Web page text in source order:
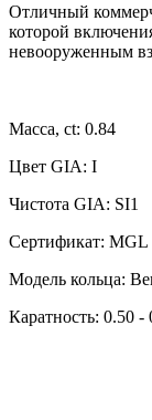
Отличный
которой
невооруженным
Масса, ct: 0.84
Цвет GIA: I
Чистота GIA: SI1
Сертификат: MGL
Модель кольца:
Каратность: 0.50 -